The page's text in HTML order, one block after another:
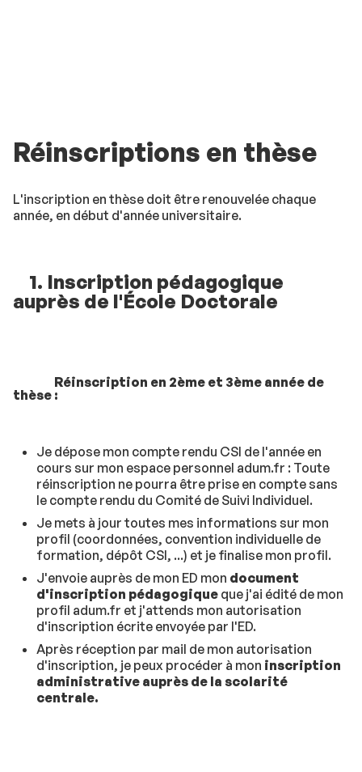
Réinscriptions en thèse
L'inscription en thèse doit être renouvelée chaque
année, en début d'année universitaire.
1. Inscription pédagogique
auprès de l'École Doctorale
Réinscription en 2ème et 3ème année de
thèse :
Je dépose mon compte rendu CSI de l'année en
cours sur mon espace personnel adum.fr : Toute
réinscription ne pourra être prise en compte sans
le compte rendu du Comité de Suivi Individuel.
Je mets à jour toutes mes informations sur mon
profil (coordonnées, convention individuelle de
formation, dépôt CSI, ...) et je finalise mon profil.
J'envoie auprès de mon ED mon document
d'inscription pédagogique que j'ai édité de mon
profil adum.fr et j'attends mon autorisation
d'inscription écrite envoyée par l'ED.
Après réception par mail de mon autorisation
d'inscription, je peux procéder à mon inscription
administrative auprès de la scolarité
centrale.